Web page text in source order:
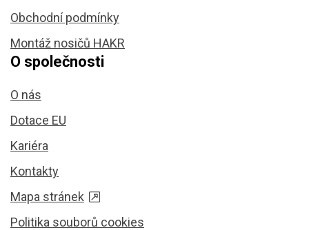
Obchodní podmínky
Montáž nosičů HAKR
O společnosti
O nás
Dotace EU
Kariéra
Kontakty
Mapa stránek
Politika souborů cookies